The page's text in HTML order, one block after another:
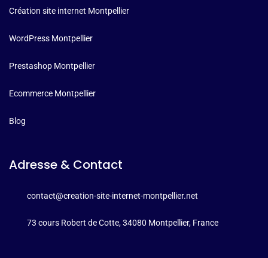
Création site internet Montpellier
WordPress Montpellier
Prestashop Montpellier
Ecommerce Montpellier
Blog
Adresse & Contact
contact@creation-site-internet-montpellier.net
73 cours Robert de Cotte, 34080 Montpellier, France